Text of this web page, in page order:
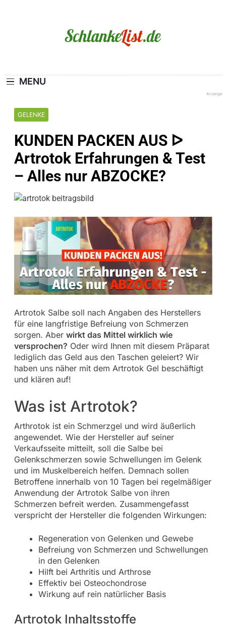
MENU
GELENKE
KUNDEN PACKEN AUS ᐅ
Artrotok Erfahrungen & Test
– Alles nur ABZOCKE?
Artrotok Salbe soll nach Angaben des Herstellers
für eine langfristige Befreiung von Schmerzen
sorgen. Aber wirkt das Mittel wirklich wie
versprochen? Oder wird Ihnen mit diesem Präparat
lediglich das Geld aus den Taschen geleiert? Wir
haben uns näher mit dem Artrotok Gel beschäftigt
und klären auf!
Was ist Artrotok?
Arthrotok ist ein Schmerzgel und wird äußerlich
angewendet. Wie der Hersteller auf seiner
Verkaufsseite mitteilt, soll die Salbe bei
Gelenkschmerzen sowie Schwellungen im Gelenk
und im Muskelbereich helfen. Demnach sollen
Betroffene innerhalb von 10 Tagen bei regelmäßiger
Anwendung der Artrotok Salbe von ihren
Schmerzen befreit werden. Zusammengefasst
verspricht der Hersteller die folgenden Wirkungen:
Regeneration von Gelenken und Gewebe
Befreiung von Schmerzen und Schwellungen
in den Gelenken
Hilft bei Arthritis und Arthrose
Effektiv bei Osteochondrose
Wirkung auf rein natürlicher Basis
Artrotok Inhaltsstoffe
Anzeige